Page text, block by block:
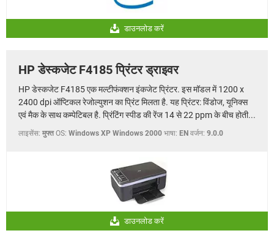
डाउनलोड करें
HP डेस्कजेट F4185 प्रिंटर ड्राइवर
HP डेस्कजेट F4185 एक मल्टीफंक्शन इंकजेट प्रिंटर. इस मॉडल में 1200 x
2400 dpi ऑप्टिकल रेजोल्युशन का प्रिंट मिलता है. यह प्रिंटर: विंडोज, यूनिक्स
एवं मैक के साथ कम्पेटिबल है. प्रिंटिंग स्पीड की रेंज 14 से 22 ppm के बीच होती...
लाइसेंस: मुफ्त OS: Windows XP Windows 2000 भाषा: EN वर्जन: 9.0.0
डाउनलोड करें